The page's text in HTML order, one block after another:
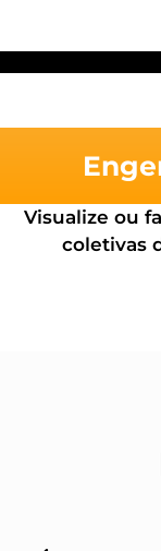
Visualize ou
coletivas